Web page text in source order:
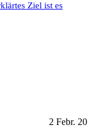
Ziel ist es
2 Febr. 20